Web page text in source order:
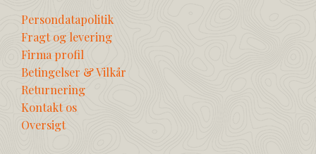
Persondatapolitik
Fragt og levering
Firma profil
Betingelser & Vilkår
Returnering
Kontakt os
Oversigt